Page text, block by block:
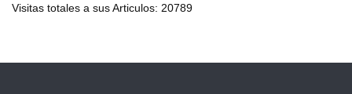
Visitas totales a sus Articulos: 20789